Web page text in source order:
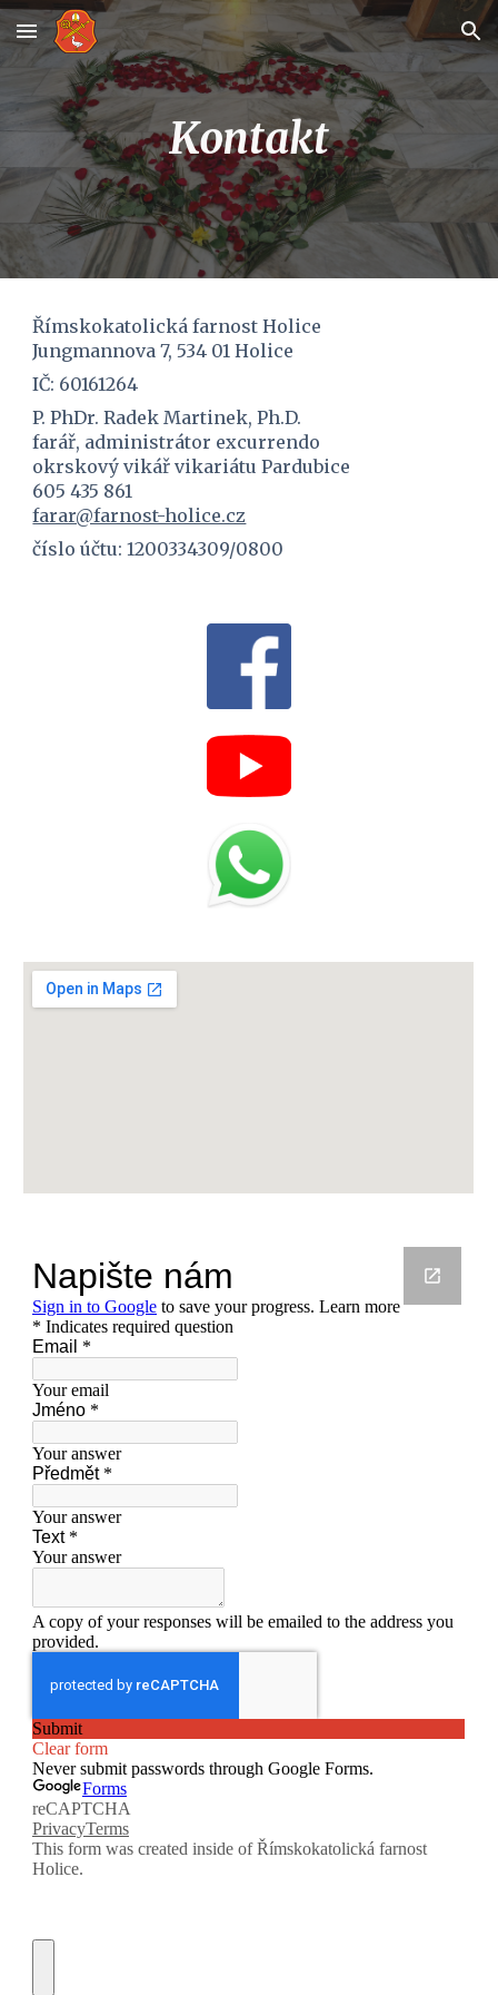
Skip to main content Skip to navigation
Kontakt
Římskokatolická farnost Holice
Jungmannova 7, 534 01 Holice
IČ: 60161264
P. PhDr. Radek Martinek, Ph.D.
farář, administrátor excurrendo
okrskový vikář vikariátu Pardubice
605 435 861
farar@farnost-holice.cz
číslo účtu: 1200334309/0800